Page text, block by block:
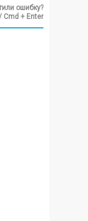
ошибку?
Cmd + Enter